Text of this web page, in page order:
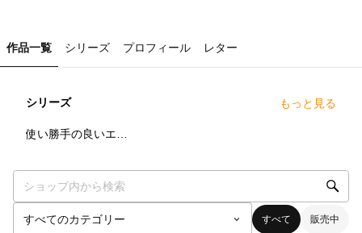
作品一覧 シリーズ プロフィール レター
シリーズ もっと見る
すべて 販売中